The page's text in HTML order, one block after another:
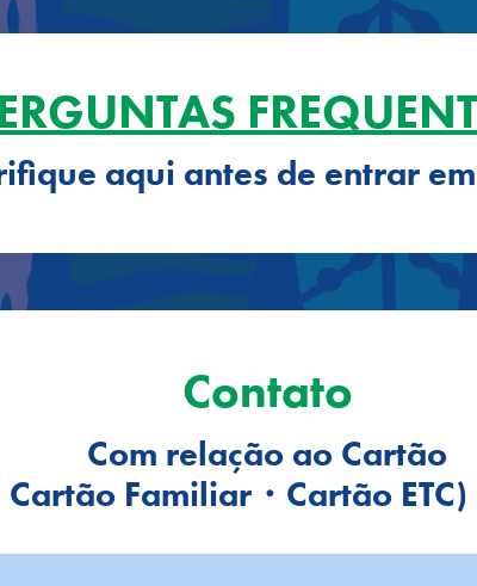
aqui antes de entrar
Contato
Com relação ao Cartão
Familiar・Cartão